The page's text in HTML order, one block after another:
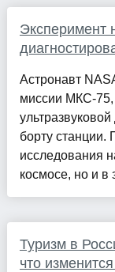
Эксперимент
Астронавт
миссии МКС-75,
борту станции.
исследования
космосе, но и в
Туризм в
что